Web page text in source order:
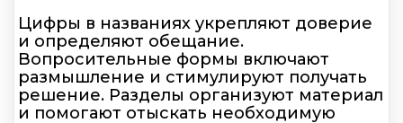
Цифры в названиях укрепляют доверие
и определяют обещание.
Вопросительные формы включают
размышление и стимулируют получать
решение. Разделы организуют материал
и помогают отыскать необходимую